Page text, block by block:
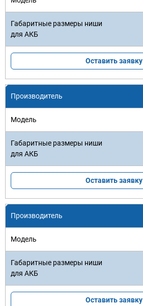
Оставить заявку
Оставить заявку
Оставить заявку